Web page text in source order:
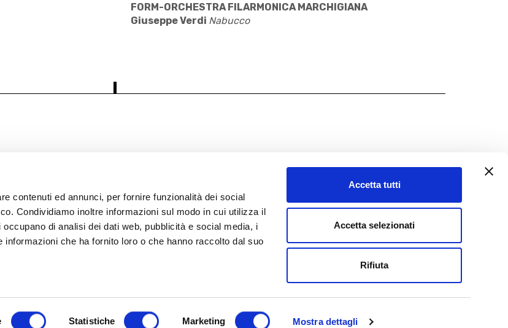
contenuti ed annunci, per fornire funzionalità dei social
Condividiamo inoltre informazioni sul modo in cui utilizza il
di analisi dei dati web, pubblicità e social media, i
informazioni che ha fornito loro o che hanno raccolto dal suo
Statistiche Marketing Mostra dettagli
Accetta tutti
Accetta selezionati
Rifiuta
FORM-ORCHESTRA FILARMONICA MARCHIGIANA
Giuseppe Verdi Nabucco